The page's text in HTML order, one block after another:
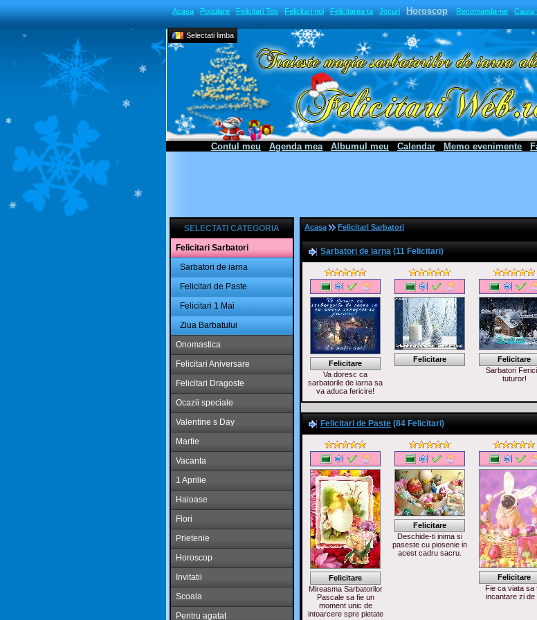
Acasa Populare Felicitari Top Felicitari noi Felicitarea ta Jocuri Horoscop Recomanda-ne Cauta
Selectati limba
Contul meu Agenda mea Albumul meu Calendar Memo evenimente
SELECTATI CATEGORIA
Felicitari Sarbatori
Sarbatori de iarna
Felicitari de Paste
Felicitari 1 Mai
Ziua Barbatului
Onomastica
Felicitari Aniversare
Felicitari Dragoste
Ocazii speciale
Valentine s Day
Martie
Vacanta
1 Aprilie
Haioase
Flori
Prietenie
Horoscop
Invitatii
Scoala
Pentru agatat
Acasa Felicitari Sarbatori
Sarbatori de iarna (11 Felicitari)
Felicitare
Va doresc ca
sarbatorile de iarna sa
va aduca fericire!
Felicitare
Felicitare
Sarbatori
tuturor!
Felicitari de Paste (84 Felicitari)
Felicitare
Mireasma Sarbatorilor
Pascale sa fie un
moment unic de
intoarcere spre pietate
Felicitare
Deschide-ti inima si
paseste cu piosenie in
acest cadru sacru.
Felicitare
Fie ca viata sa
incantare zi de